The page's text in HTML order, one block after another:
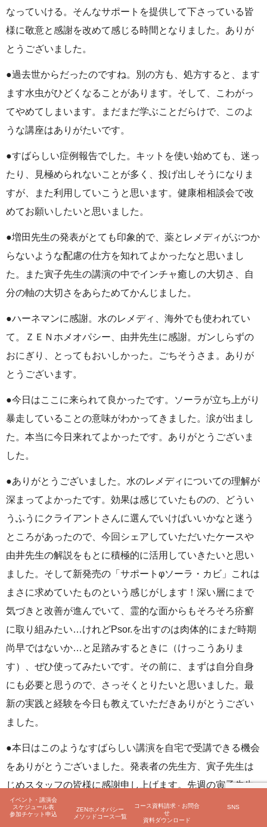
イベント・講演会
スケジュール表
参加チケット申込
ZENホメオパシー
メソッドコース一覧
コース資料請求・お問合
せ
資料ダウンロード
SNS
なっていける。そんなサポートを提供して下さっている皆
様に敬意と感謝を改めて感じる時間となりました。ありが
とうございました。
●過去世からだったのですね。別の方も、処方すると、ます
ます水虫がひどくなることがあります。そして、こわがっ
てやめてしまいます。まだまだ学ぶことだらけで、このよ
うな講座はありがたいです。
●すばらしい症例報告でした。キットを使い始めても、迷っ
たり、見極められないことが多く、投げ出しそうになりま
すが、また利用していこうと思います。健康相相談会で改
めてお願いしたいと思いました。
●増田先生の発表がとても印象的で、薬とレメディがぶつか
らないような配慮の仕方を知れてよかったなと思いまし
た。また寅子先生の講演の中でインチャ癒しの大切さ、自
分の軸の大切さをあらためてかんじました。
●ハーネマンに感謝。水のレメディ、海外でも使われてい
て。ＺＥＮホメオパシー、由井先生に感謝。ガンしらずの
おにぎり、とってもおいしかった。ごちそうさま。ありが
とうございます。
●今日はここに来られて良かったです。ソーラが立ち上がり
暴走していることの意味がわかってきました。涙が出まし
た。本当に今日来れてよかったです。ありがとうございま
した。
●ありがとうございました。水のレメディについての理解が
深まってよかったです。効果は感じていたものの、どうい
うふうにクライアントさんに選んでいけばいいかなと迷う
ところがあったので、今回シェアしていただいたケースや
由井先生の解説をもとに積極的に活用していきたいと思い
ました。そして新発売の「サポートφソーラ・カビ」これは
まさに求めていたものという感じがします！深い層にまで
気づきと改善が進んでいて、霊的な面からもそろそろ疥癬
に取り組みたい…けれどPsor.を出すのは肉体的にまだ時期
尚早ではないか…と足踏みするときに（けっこうありま
す）、ぜひ使ってみたいです。その前に、まずは自分自身
にも必要と思うので、さっそくとりたいと思いました。最
新の実践と経験を今日も教えていただきありがとうござい
ました。
●本日はこのようなすばらしい講演を自宅で受講できる機会
をありがとうございました。発表者の先生方、寅子先生は
じめスタッフの皆様に感謝申し上げます。先週の寅子先生
健康相談会、今回の講演会を通じて、会社の人間関係の悩
みが見事に解消されました。自分へのピンポイントメッセ